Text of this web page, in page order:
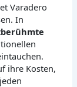
Varadero
In
ihre Kosten,